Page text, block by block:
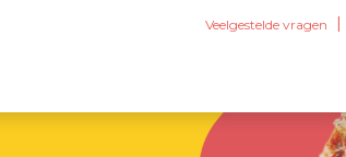
Veelgestelde vragen